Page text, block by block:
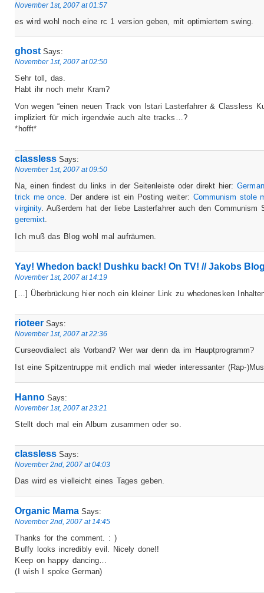
November 1st, 2007 at 01:57
es wird wohl noch eine rc 1 version geben, mit optimiertem swing.
ghostSays:
November 1st, 2007 at 02:50
Sehr toll, das.
Habt ihr noch mehr Kram?
Von wegen “einen neuen Track von Istari Lasterfahrer & Classless
impliziert für mich irgendwie auch alte tracks…?
*hofft*
classless Says:
November 1st, 2007 at 09:50
Na, einen findest du links in der Seitenleiste oder direkt hier:
trick me once. Der andere ist ein Posting weiter: Communism stole
virginity. Außerdem hat der liebe Lasterfahrer auch den Communism
geremixt
Ich muß das Blog wohl mal aufräumen.
Yay! Whedon back! Dushku back! On TV! // Jakobs
November 1st, 2007 at 14:19
[…] Überbrückung hier noch ein kleiner Link zu whedonesken
rioteer Says:
November 1st, 2007 at 22:36
Curseovdialect als Vorband? Wer war denn da im Hauptprogramm?
Ist eine Spitzentruppe mit endlich mal wieder interessanter (Rap-
Hanno Says:
November 1st, 2007 at 23:21
Stellt doch mal ein Album zusammen oder so.
classless Says:
November 2nd, 2007 at 04:03
Das wird es vielleicht eines Tages geben.
Organic Mama Says:
November 2nd, 2007 at 14:45
Thanks for the comment. : )
Buffy looks incredibly evil. Nicely done!!
Keep on happy dancing…
(I wish I spoke German)